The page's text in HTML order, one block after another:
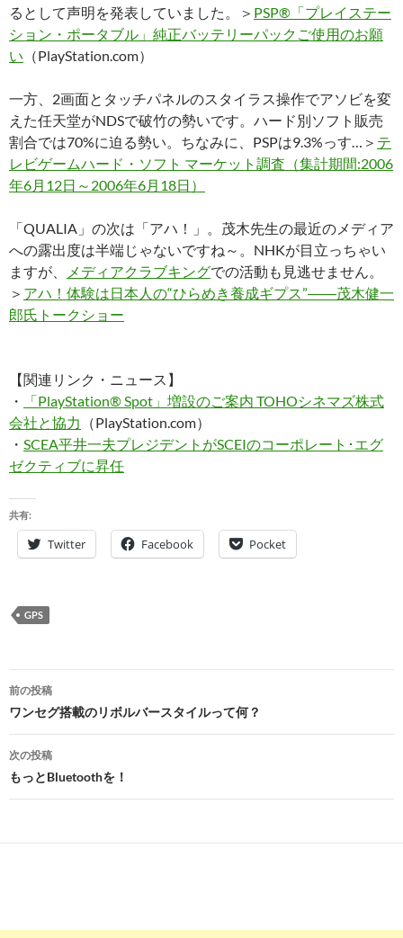
るとして声明を発表していました。＞ PSP®「プレイステー
ション・ポータブル」純正バッテリーパックご使用のお願
い （PlayStation.com）
一方、2画面とタッチパネルのスタイラス操作でアソビを変
えた任天堂がNDSで破竹の勢いです。ハード別ソフト販売
割合では70%に迫る勢い。ちなみに、PSPは9.3%っす…＞ テ
レビゲームハード・ソフト マーケット調査（集計期間:2006
年6月12日～2006年6月18日）
「QUALIA」の次は「アハ！」。茂木先生の最近のメディア
への露出度は半端じゃないですね～。NHKが目立っちゃい
ますが、
メディアクラブキングでの活動も見逃せません。
＞ アハ！体験は日本人の“ひらめき養成ギプス”――茂木健一
郎氏トークショー
【関連リンク・ニュース】
・
「PlayStation® Spot」増設のご案内 TOHOシネマズ株式
会社と協力
（PlayStation.com）
・ SCEA平井一夫プレジデントがSCEIのコーポレート･エグ
ゼクティブに昇任
共有:
Twitter Facebook Pocket
GPS
投
稿
ナ
ビ
ゲ
ー
前の投稿
ワンセグ搭載のリボルバースタイルって何？
次の投稿
もっとBluetoothを！